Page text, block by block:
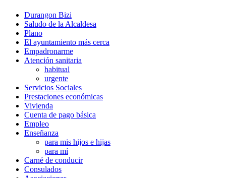
Durangon Bizi
Saludo de la Alcaldesa
Plano
El ayuntamiento más cerca
Empadronarme
Atención sanitaria
habitual
urgente
Servicios Sociales
Prestaciones económicas
Vivienda
Cuenta de pago básica
Empleo
Enseñanza
para mis hijos e hijas
para mí
Carné de conducir
Consulados